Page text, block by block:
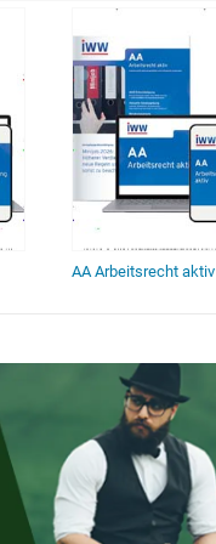
AA Arbeitsrecht aktiv